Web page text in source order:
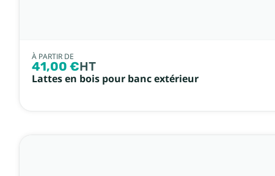
À PARTIR DE
41,00 €HT
Lattes en bois pour banc extérieur